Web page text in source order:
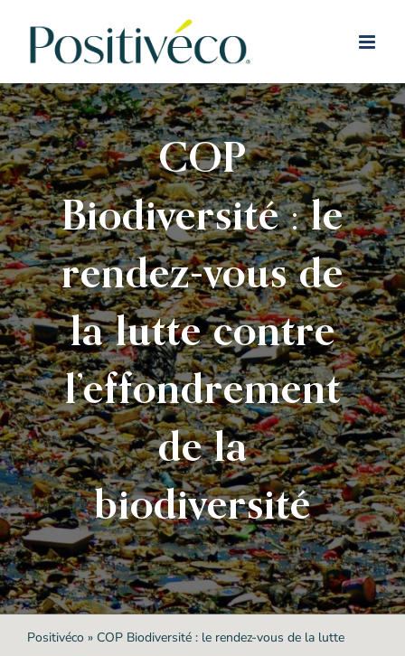
COP
Biodiversité : le
rendez-vous de
la lutte contre
l’effondrement
de la
biodiversité
Positivéco» COP Biodiversité : le rendez-vous de la lutte